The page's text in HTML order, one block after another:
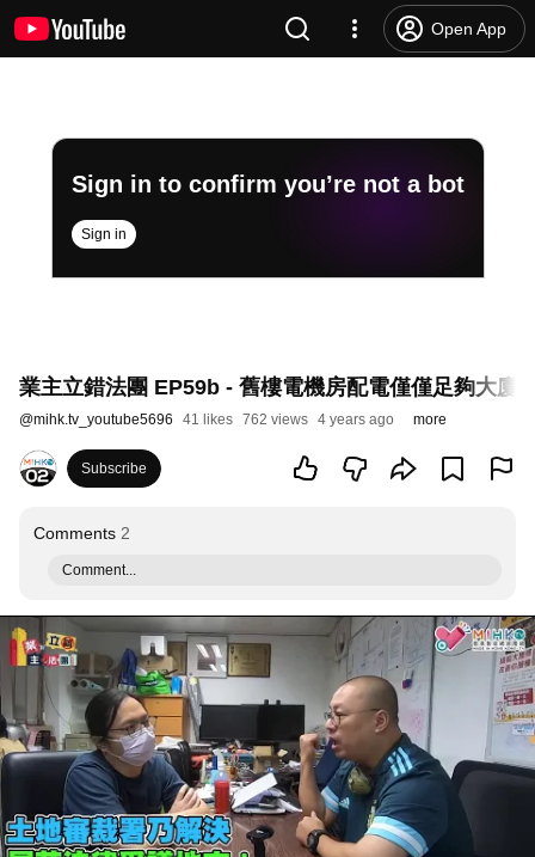
Open App
Sign in to confirm you’re not a bot
Sign in
業主立錯法團 EP59b - 舊樓電機房配電僅僅足夠大廈
@mihk.tv_youtube5696 41 likes 762 views 4 years ago more
Subscribe
Comments 2
Comment...